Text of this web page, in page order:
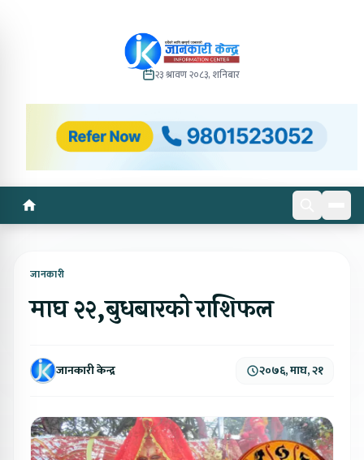
२३ श्रावण २०८३, शनिबार
जानकारी
माघ २२,बुधबारको राशिफल
जानकारी केन्द्र २०७६, माघ, २१